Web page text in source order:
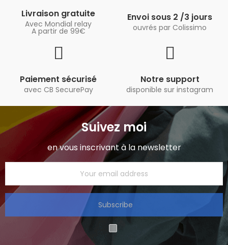
Livraison gratuite
Avec Mondial relay
A partir de 99€
Envoi sous 2 /3 jours
ouvrés par Colissimo
Paiement sécurisé
avec CB SecurePay
Notre support
disponible sur instagram
Suivez moi
en vous inscrivant à la newsletter
Subscribe